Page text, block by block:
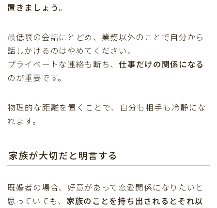
置きましょう。
最低限の会話にとどめ、業務以外のことで自分から
話しかけるのはやめてください。
プライベートな連絡も断ち、仕事だけの関係になる
のが重要です。
物理的な距離を置くことで、自分も相手も冷静にな
れます。
家族が大切だと明言する
既婚者の場合、好意があって恋愛関係になりたいと
思っていても、 家族のことを持ち出されるとそれ以